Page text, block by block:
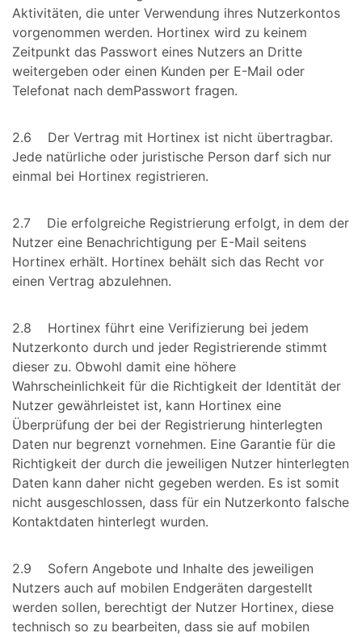
Aktivitäten, die unter Verwendung ihres Nutzerkontos
vorgenommen werden. Hortinex wird zu keinem
Zeitpunkt das Passwort eines Nutzers an Dritte
weitergeben oder einen Kunden per E-Mail oder
Telefonat nach demPasswort fragen.
2.6 Der Vertrag mit Hortinex ist nicht übertragbar.
Jede natürliche oder juristische Person darf sich nur
einmal bei Hortinex registrieren.
2.7 Die erfolgreiche Registrierung erfolgt, in dem der
Nutzer eine Benachrichtigung per E-Mail seitens
Hortinex erhält. Hortinex behält sich das Recht vor
einen Vertrag abzulehnen.
2.8 Hortinex führt eine Verifizierung bei jedem
Nutzerkonto durch und jeder Registrierende stimmt
dieser zu. Obwohl damit eine höhere
Wahrscheinlichkeit für die Richtigkeit der Identität der
Nutzer gewährleistet ist, kann Hortinex eine
Überprüfung der bei der Registrierung hinterlegten
Daten nur begrenzt vornehmen. Eine Garantie für die
Richtigkeit der durch die jeweiligen Nutzer hinterlegten
Daten kann daher nicht gegeben werden. Es ist somit
nicht ausgeschlossen, dass für ein Nutzerkonto falsche
Kontaktdaten hinterlegt wurden.
2.9 Sofern Angebote und Inhalte des jeweiligen
Nutzers auch auf mobilen Endgeräten dargestellt
werden sollen, berechtigt der Nutzer Hortinex, diese
technisch so zu bearbeiten, dass sie auf mobilen